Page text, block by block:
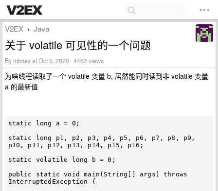
V2EX › Java
关于 volatile 可见性的一个问题
By mtmaxat Oct 5, 2020 · 4462 views
为啥线程读取了一个 volatile 变量 b, 居然能同时读到非 volatile 变量
a 的最新值
static long a = 0;
static long p1, p2, p3, p4, p5, p6, p7, p8, p9,
p10, p11, p12, p13, p14, p15, p16;
static volatile long b = 0;
public static void main(String[] args) throws
InterruptedException {